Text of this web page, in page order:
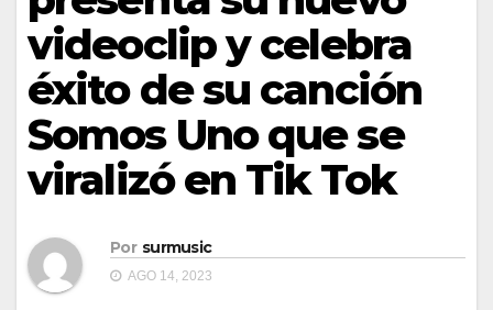
videoclip y celebra
éxito de su canción
Somos Uno que se
viralizó en Tik Tok
Por surmusic
AGO 14, 2023